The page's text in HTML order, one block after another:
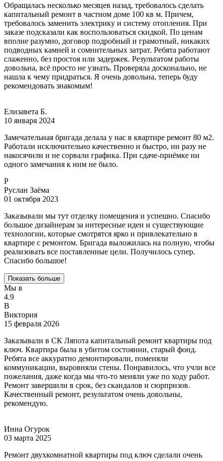
Обращалась несколько месяцев назад, требовалось сделать
капитальный ремонт в частном доме 100 кв м. Причем,
требовалось заменить электрику и систему отопления. При
заказе подсказали как воспользоваться скидкой. По ценам
вполне разумно, договор подробный и грамотный, никаких
подводных камней и сомнительных затрат. Ребята работают
слаженно, без простоя или задержек. Результатом работы
довольна, всё просто не узнать. Проверяла досконально, не
нашла к чему придраться. Я очень довольна, теперь буду
рекомендовать знакомым!
Елизавета Б.
10 января 2024
Замечательная бригада делала у нас в квартире ремонт 80 м2.
Работали исключительно качественно и быстро, ни разу не
накосячили и не сорвали графика. При сдаче-приёмке ни
одного замечания к ним не было.
Р
Руслан Заёма
01 октября 2023
Заказывали мы тут отделку помещения и успешно. Спасибо
большое дизайнерам за интересные идеи и существующие
технологии, которые смотрятся ярко и привлекательно в
квартире с ремонтом. Бригада выложилась на полную, чтобы
реализовать все поставленные цели. Получилось супер.
Спасибо большое!
Показать больше
Мы в
4.9
В
Виктория
15 февраля 2026
Заказывали в СК Ляпота капитальный ремонт квартиры под
ключ. Квартира была в убитом состоянии, старый фонд.
Ребята все аккуратно демонтировали, поменяли
коммуникации, выровняли стены. Понравилось, что учли все
пожелания, даже когда мы что-то меняли уже по ходу работ.
Ремонт завершили в срок, без скандалов и сюрпризов.
Качественный ремонт, результатом очень довольны,
рекомендую.
Инна Огурок
03 марта 2025
Ремонт двухкомнатной квартиры под ключ сделали очень